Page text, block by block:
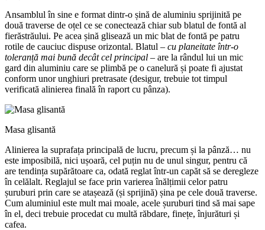
Ansamblul în sine e format dintr-o șină de aluminiu sprijinită pe
două traverse de oțel ce se conectează chiar sub blatul de fontă al
fierăstrăului. Pe acea șină glisează un mic blat de fontă pe patru
rotile de cauciuc dispuse orizontal. Blatul – cu planeitate într-o
toleranță mai bună decât cel principal – are la rândul lui un mic
gard din aluminiu care se plimbă pe o canelură și poate fi ajustat
conform unor unghiuri pretrasate (desigur, trebuie tot timpul
verificată alinierea finală în raport cu pânza).
Masa glisantă
Alinierea la suprafața principală de lucru, precum și la pânză… nu
este imposibilă, nici ușoară, cel puțin nu de unul singur, pentru că
are tendința supărătoare ca, odată reglat într-un capăt să se deregleze
în celălalt. Reglajul se face prin varierea înălțimii celor patru
șuruburi prin care se atașează (și sprijină) șina pe cele două traverse.
Cum aluminiul este mult mai moale, acele șuruburi tind să mai sape
în el, deci trebuie procedat cu multă răbdare, finețe, înjurături și
cafea.